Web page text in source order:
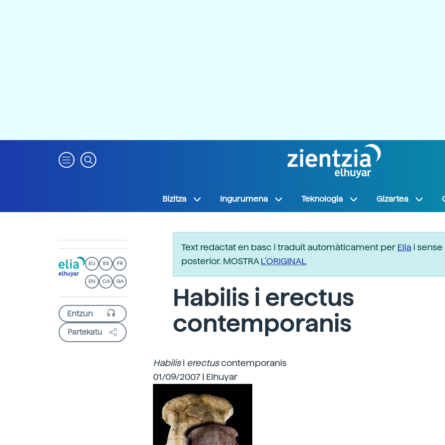
Bizitza Ingurumena Teknologia Gizartea
EU ES FR
EN CA GA
Partekatu
Text redactat en basc i traduït automàticament perElia i
posterior. MOSTRAL’ORIGINAL
Habilis i erectus
contemporanis
Habilisi erectuscontemporanis
01/09/2007 | Elhuyar